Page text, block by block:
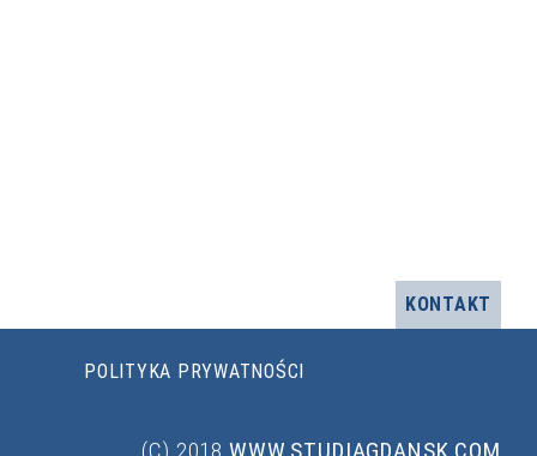
KONTAKT
POLITYKA PRYWATNOŚCI
(C) 2018 WWW.STUDIAGDANSK.COM